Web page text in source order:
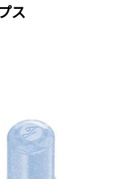
ス